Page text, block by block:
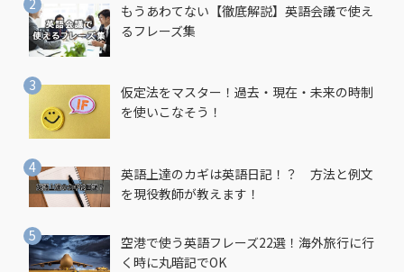
もうあわてない【徹底解説】英語会議で使え
るフレーズ集
仮定法をマスター！過去・現在・未来の時制
を使いこなそう！
英語上達のカギは英語日記！？ 方法と例文
を現役教師が教えます！
空港で使う英語フレーズ22選！海外旅行に行
く時に丸暗記でOK